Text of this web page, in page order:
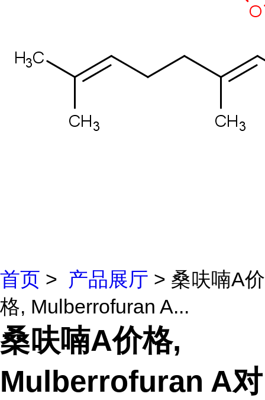
首页 > 产品展厅 > 桑呋喃A价
格, Mulberrofuran A...
桑呋喃A价格,
Mulberrofuran A对